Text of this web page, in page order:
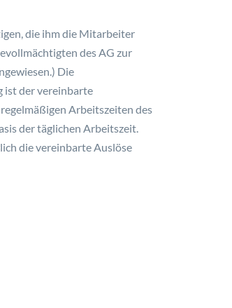
die ihm die Mitarbeiter
des AG zur
Die
ist der vereinbarte
Arbeitszeiten des
der täglichen Arbeitszeit.
die vereinbarte Auslöse